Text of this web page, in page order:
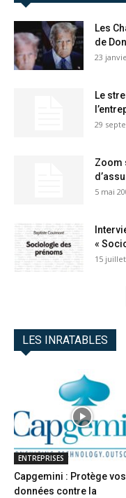
Les
de
23
Le
29
Zoom
5 mai
«
15 juillet
LES INRATABLES
ENTREPRISES
Capgemini : Protège vos
données contre la